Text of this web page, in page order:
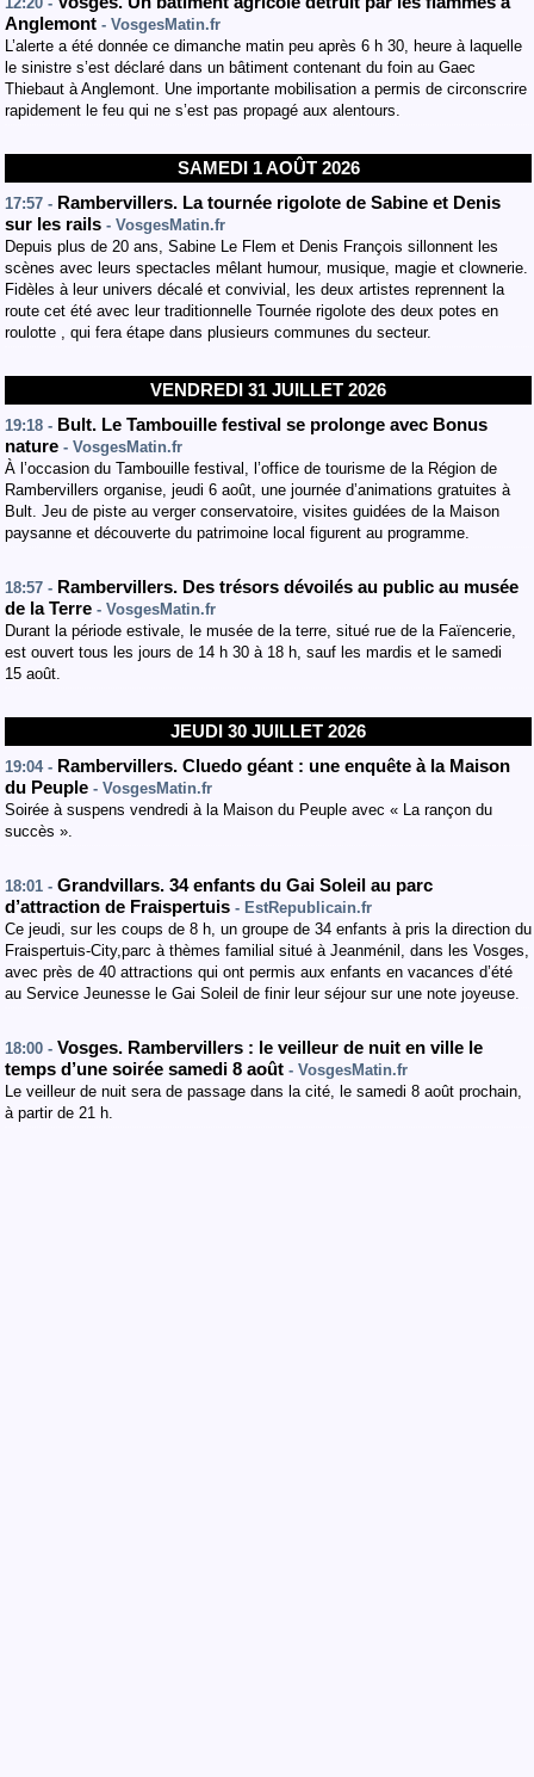
Anglemont - VosgesMatin.fr
L’alerte a été donnée ce dimanche matin peu après 6 h 30, heure à laquelle
le sinistre s’est déclaré dans un bâtiment contenant du foin au Gaec
Thiebaut à Anglemont. Une importante mobilisation a permis de circonscrire
rapidement le feu qui ne s’est pas propagé aux alentours.
SAMEDI 1 AOÛT 2026
17:57 - Rambervillers. La tournée rigolote de Sabine et Denis
sur les rails - VosgesMatin.fr
Depuis plus de 20 ans, Sabine Le Flem et Denis François sillonnent les
scènes avec leurs spectacles mêlant humour, musique, magie et clownerie.
Fidèles à leur univers décalé et convivial, les deux artistes reprennent la
route cet été avec leur traditionnelle Tournée rigolote des deux potes en
roulotte , qui fera étape dans plusieurs communes du secteur.
VENDREDI 31 JUILLET 2026
19:18 - Bult. Le Tambouille festival se prolonge avec Bonus
nature - VosgesMatin.fr
À l’occasion du Tambouille festival, l’office de tourisme de la Région de
Rambervillers organise, jeudi 6 août, une journée d’animations gratuites à
Bult. Jeu de piste au verger conservatoire, visites guidées de la Maison
paysanne et découverte du patrimoine local figurent au programme.
18:57 - Rambervillers. Des trésors dévoilés au public au musée
de la Terre - VosgesMatin.fr
Durant la période estivale, le musée de la terre, situé rue de la Faïencerie,
est ouvert tous les jours de 14 h 30 à 18 h, sauf les mardis et le samedi
15 août.
JEUDI 30 JUILLET 2026
19:04 - Rambervillers. Cluedo géant : une enquête à la Maison
du Peuple - VosgesMatin.fr
Soirée à suspens vendredi à la Maison du Peuple avec « La rançon du
succès ».
18:01 - Grandvillars. 34 enfants du Gai Soleil au parc
d’attraction de Fraispertuis - EstRepublicain.fr
Ce jeudi, sur les coups de 8 h, un groupe de 34 enfants à pris la direction du
Fraispertuis-City,parc à thèmes familial situé à Jeanménil, dans les Vosges,
avec près de 40 attractions qui ont permis aux enfants en vacances d’été
au Service Jeunesse le Gai Soleil de finir leur séjour sur une note joyeuse.
18:00 - Vosges. Rambervillers : le veilleur de nuit en ville le
temps d’une soirée samedi 8 août - VosgesMatin.fr
Le veilleur de nuit sera de passage dans la cité, le samedi 8 août prochain,
à partir de 21 h.